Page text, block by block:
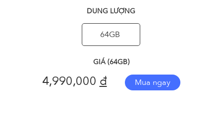
DUNG LƯỢNG
64GB
GIÁ (64GB)
4,990,000 đ Mua ngay